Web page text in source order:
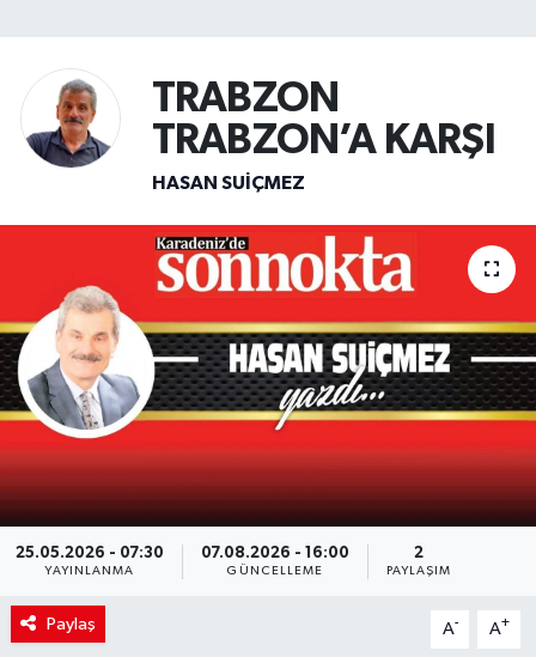
TRABZON
TRABZON’A KARŞI
HASAN SUIÇMEZ
25.05.2026 - 07:30
YAYINLANMA
07.08.2026 - 16:00
GÜNCELLEME
2
PAYLAŞIM
Paylaş A- A+
Teknoloji
TRABZON
TRABZONSPOR
Yaşam